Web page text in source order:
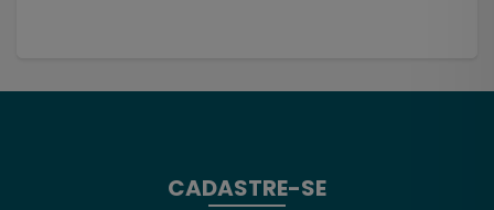
CADASTRE-SE